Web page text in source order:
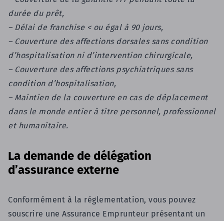
durée du prêt,
– Délai de franchise < ou égal à 90 jours,
– Couverture des affections dorsales sans condition
d’hospitalisation ni d’intervention chirurgicale,
– Couverture des affections psychiatriques sans
condition d’hospitalisation,
– Maintien de la couverture en cas de déplacement
dans le monde entier à titre personnel, professionnel
et humanitaire.
La demande de délégation
d’assurance externe
Conformément à la réglementation, vous pouvez
souscrire une Assurance Emprunteur présentant un